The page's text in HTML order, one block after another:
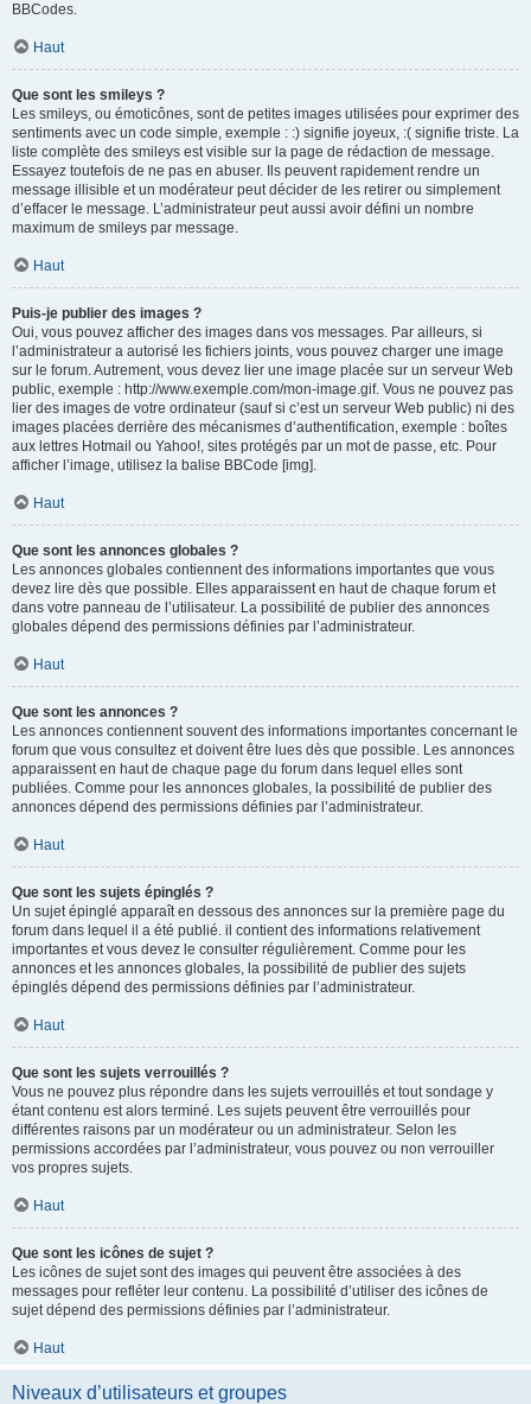
BBCodes.
Haut
Que sont les smileys ?
Les smileys, ou émoticônes, sont de petites images utilisées pour exprimer des
sentiments avec un code simple, exemple : :) signifie joyeux, :( signifie triste. La
liste complète des smileys est visible sur la page de rédaction de message.
Essayez toutefois de ne pas en abuser. Ils peuvent rapidement rendre un
message illisible et un modérateur peut décider de les retirer ou simplement
d’effacer le message. L’administrateur peut aussi avoir défini un nombre
maximum de smileys par message.
Haut
Puis-je publier des images ?
Oui, vous pouvez afficher des images dans vos messages. Par ailleurs, si
l’administrateur a autorisé les fichiers joints, vous pouvez charger une image
sur le forum. Autrement, vous devez lier une image placée sur un serveur Web
public, exemple : http://www.exemple.com/mon-image.gif. Vous ne pouvez pas
lier des images de votre ordinateur (sauf si c’est un serveur Web public) ni des
images placées derrière des mécanismes d’authentification, exemple : boîtes
aux lettres Hotmail ou Yahoo!, sites protégés par un mot de passe, etc. Pour
afficher l’image, utilisez la balise BBCode [img].
Haut
Que sont les annonces globales ?
Les annonces globales contiennent des informations importantes que vous
devez lire dès que possible. Elles apparaissent en haut de chaque forum et
dans votre panneau de l’utilisateur. La possibilité de publier des annonces
globales dépend des permissions définies par l’administrateur.
Haut
Que sont les annonces ?
Les annonces contiennent souvent des informations importantes concernant le
forum que vous consultez et doivent être lues dès que possible. Les annonces
apparaissent en haut de chaque page du forum dans lequel elles sont
publiées. Comme pour les annonces globales, la possibilité de publier des
annonces dépend des permissions définies par l’administrateur.
Haut
Que sont les sujets épinglés ?
Un sujet épinglé apparaît en dessous des annonces sur la première page du
forum dans lequel il a été publié. il contient des informations relativement
importantes et vous devez le consulter régulièrement. Comme pour les
annonces et les annonces globales, la possibilité de publier des sujets
épinglés dépend des permissions définies par l’administrateur.
Haut
Que sont les sujets verrouillés ?
Vous ne pouvez plus répondre dans les sujets verrouillés et tout sondage y
étant contenu est alors terminé. Les sujets peuvent être verrouillés pour
différentes raisons par un modérateur ou un administrateur. Selon les
permissions accordées par l’administrateur, vous pouvez ou non verrouiller
vos propres sujets.
Haut
Que sont les icônes de sujet ?
Les icônes de sujet sont des images qui peuvent être associées à des
messages pour refléter leur contenu. La possibilité d’utiliser des icônes de
sujet dépend des permissions définies par l’administrateur.
Haut
Niveaux d’utilisateurs et groupes